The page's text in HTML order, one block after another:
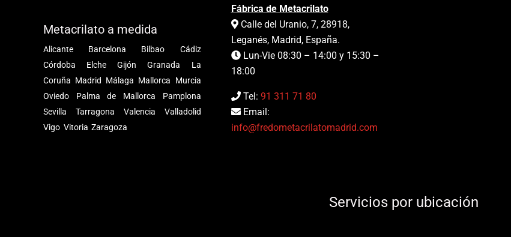
Metacrilato a medida
Alicante Barcelona Bilbao
Cádiz
Córdoba
Elche Gijón Granada
La
Coruña Madrid Málaga Mallorca
Murcia
Oviedo
Palma de Mallorca
Pamplona
Sevilla
Tarragona Valencia
Valladolid
Vigo Vitoria Zaragoza
Fábrica de Metacrilato
Calle del Uranio, 7, 28918,
Leganés, Madrid, España.
Lun-Vie 08:30 – 14:00 y 15:30 –
18:00
Tel: 91 311 71 80
Email:
info@fredometacrilatomadrid.com
Servicios por ubicación